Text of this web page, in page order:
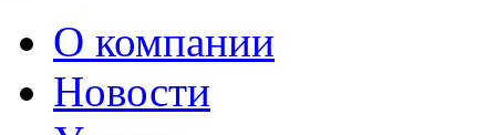
О компании
Новости